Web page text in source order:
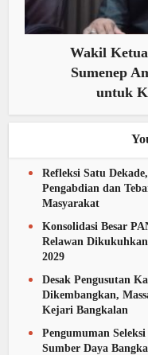
Wakil
Sumenep
untuk
Refleksi Satu
Pengabdian dan
Masyarakat
Konsolidasi Besar
Relawan
2029
Desak Pengusutan
Dikembangkan,
Kejari Bangkalan
Pengumuman
Sumber Daya